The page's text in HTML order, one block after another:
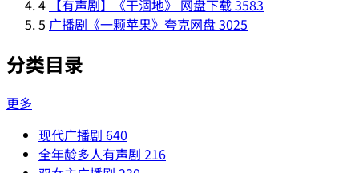
4 【有声剧】《干涸地》 网盘下载3583
5 广播剧《一颗苹果》夸克网盘3025
分类目录
更多
现代广播剧 640
全年龄多人有声剧 216